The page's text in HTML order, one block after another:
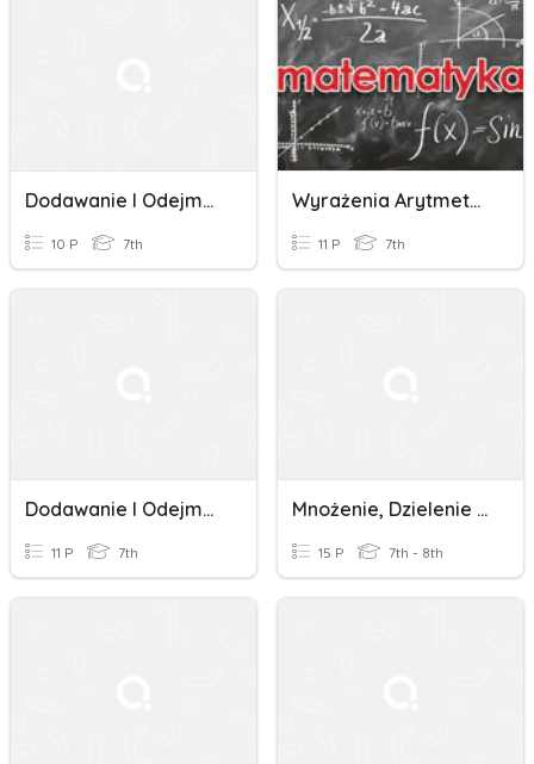
Dodawanie I Odejmowanie Sum Algebraicznych
10 P 7th
Wyrażenia Arytmetyczne I Działania Na Liczbach + I -
11 P 7th
Dodawanie I Odejmowanie Pierwiastków
11 P 7th
Mnożenie, Dzielenie Pierwiastków, Dodawanie, Odejmowanie
15 P 7th - 8th